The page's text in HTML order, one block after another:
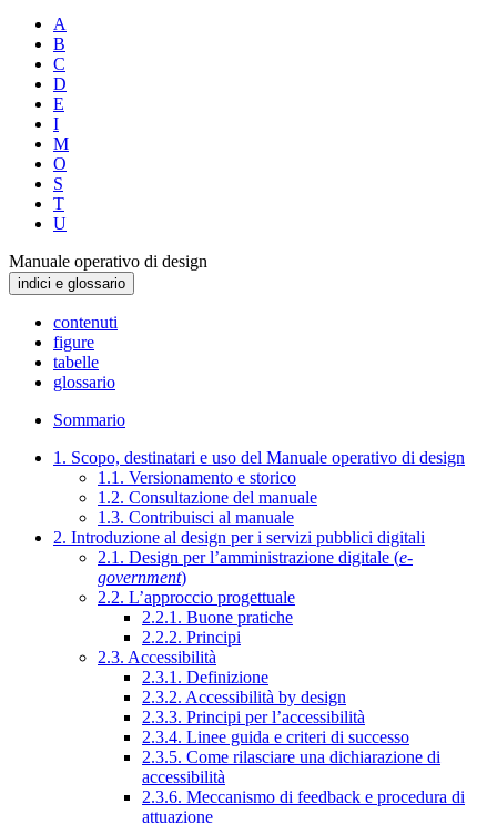
A
B
C
D
E
I
M
O
S
T
U
Manuale operativo di design
indici e glossario
contenuti
figure
tabelle
glossario
Sommario
1. Scopo, destinatari e uso del Manuale operativo di design
1.1. Versionamento e storico
1.2. Consultazione del manuale
1.3. Contribuisci al manuale
2. Introduzione al design per i servizi pubblici digitali
2.1. Design per l’amministrazione digitale (e-
government)
2.2. L’approccio progettuale
2.2.1. Buone pratiche
2.2.2. Principi
2.3. Accessibilità
2.3.1. Definizione
2.3.2. Accessibilità by design
2.3.3. Principi per l’accessibilità
2.3.4. Linee guida e criteri di successo
2.3.5. Come rilasciare una dichiarazione di
accessibilità
2.3.6. Meccanismo di feedback e procedura di
attuazione